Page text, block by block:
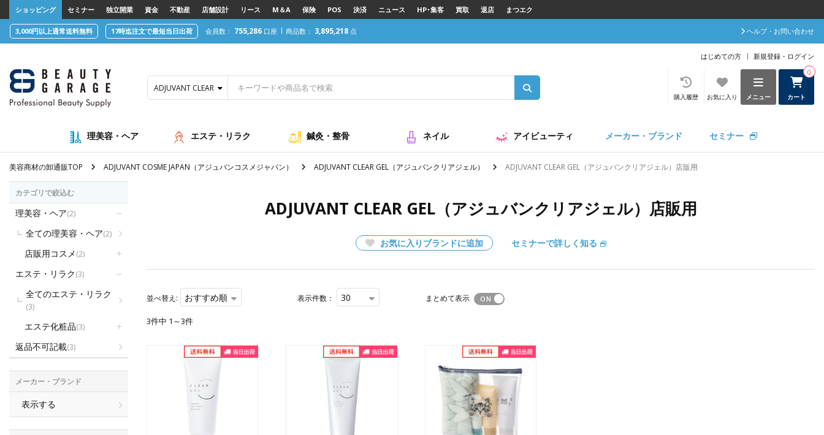
text.skipToContent
text.skipToNavigation
ショッピング セミナー 独立開業 資金 不動産 店舗設計 リース M＆A 保険 POS 決済 ニュース HP･集客 買取 退店 まつエク
3,000円以上通常送料無料 17時迄注文で最短当日出荷 会員数： 755,286 口座 商品数： 3,895,218 点 ヘルプ・お問い合わせ
はじめての方 新規登録・ログイン
カート
0
メニュー
お気に入り
購入履歴
ADJUVANT CLEAR GEL（アジュバンクリアジェル）店販用
理美容・ヘア エステ・リラク 鍼灸・整骨 ネイル アイビューティ メーカー・ブランド セミナー
美容商材の卸通販TOP ADJUVANT COSME JAPAN（アジュバンコスメジャパン） ADJUVANT CLEAR GEL（アジュバンクリアジェル） ADJUVANT CLEAR GEL（アジュバンクリアジェル）店販用
カテゴリで絞込む
理美容・ヘア(2)
全ての理美容・ヘア(2)
店販用コスメ(2)
エステ・リラク(3)
全てのエステ・リラク
(3)
エステ化粧品(3)
返品不可記載(3)
メーカー・ブランド
表示する
ADJUVANT CLEAR GEL（アジュバンクリアジェル）店販用
お気に入りブランドに追加 セミナーで詳しく知る
並べ替え: おすすめ順 表示件数： 30 まとめて表示
3件中 1～3件